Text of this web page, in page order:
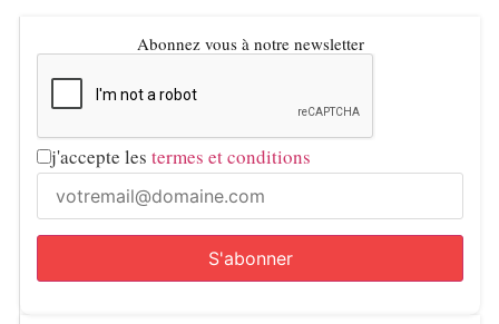
Abonnez vous à notre newsletter
j'accepte les termes et conditions